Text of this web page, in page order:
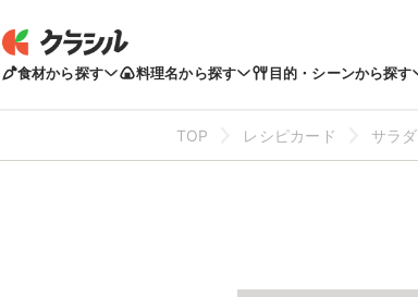
食材から探す 料理名から探す 目的・シーンから探す
TOP レシピカード サラダ